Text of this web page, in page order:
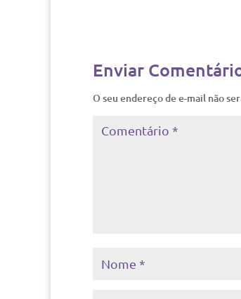
Enviar
O seu endereço de e-mail não